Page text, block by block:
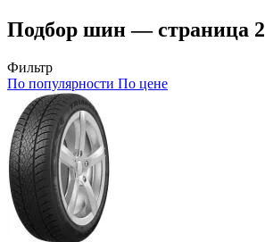
Подбор шин — страница 2
Фильтр
По популярности По цене